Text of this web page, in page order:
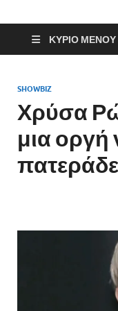
ΚΎΡΙΟ ΜΕΝΟΎ
SHOWBIZ
Χρύσα
μια